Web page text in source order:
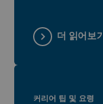
더 읽어보기
커리어 팁 및 요령